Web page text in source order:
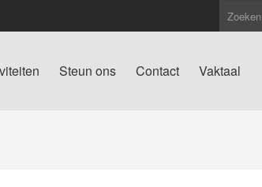
Steun ons Contact Vaktaal